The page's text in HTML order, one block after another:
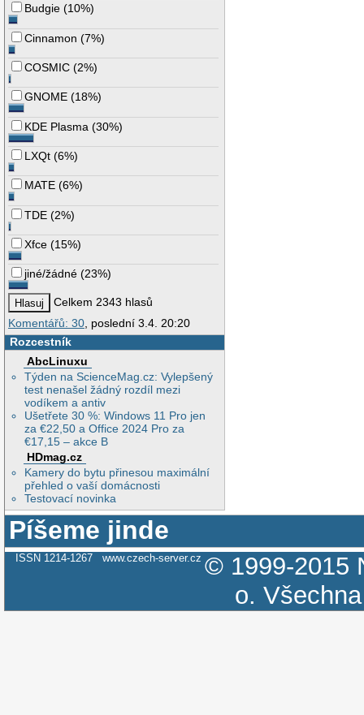
Budgie (10%)
Cinnamon (7%)
COSMIC (2%)
GNOME (18%)
KDE Plasma (30%)
LXQt (6%)
MATE (6%)
TDE (2%)
Xfce (15%)
jiné/žádné (23%)
Celkem 2343 hlasů
Komentářů: 30 , poslední 3.4. 20:20
Rozcestník
AbcLinuxu
Týden na ScienceMag.cz: Vylepšený
test nenašel žádný rozdíl mezi
vodíkem a antiv
Ušetřete 30 %: Windows 11 Pro jen
za €22,50 a Office 2024 Pro za
€17,15 – akce B
HDmag.cz
Kamery do bytu přinesou maximální
přehled o vaší domácnosti
Testovací novinka
Píšeme jinde
ISSN 1214-1267 www.czech-server.cz © 1999-2015
o.